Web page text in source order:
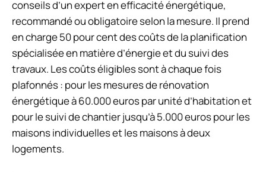
conseils d’un expert en efficacité énergétique,
recommandé ou obligatoire selon la mesure. Il prend
en charge 50 pour cent des coûts de la planification
spécialisée en matière d’énergie et du suivi des
travaux. Les coûts éligibles sont à chaque fois
plafonnés : pour les mesures de rénovation
énergétique à 60.000 euros par unité d’habitation et
pour le suivi de chantier jusqu’à 5.000 euros pour les
maisons individuelles et les maisons à deux
logements.